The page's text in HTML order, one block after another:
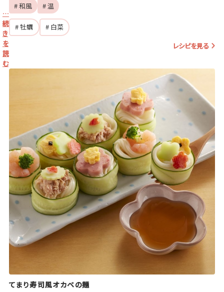
# 和風 # 温
# 牡蠣
# 白菜
レシピを見る
てまり寿司風オカベの麺
…
続
き
を
読
む